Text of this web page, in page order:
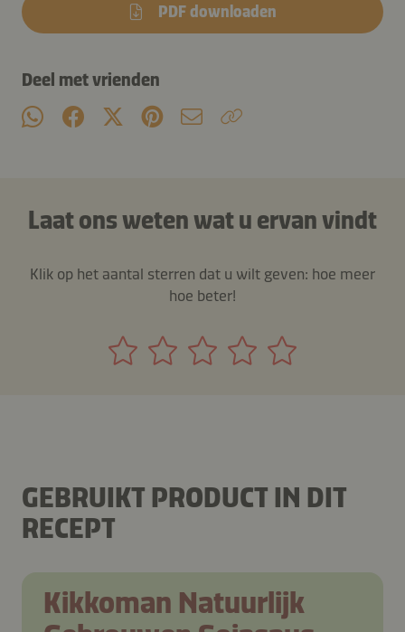
PDF downloaden
Deel met vrienden
Laat ons weten wat u ervan vindt
Klik op het aantal sterren dat u wilt geven: hoe meer
hoe beter!
GEBRUIKT PRODUCT IN DIT
RECEPT
Kikkoman Natuurlijk